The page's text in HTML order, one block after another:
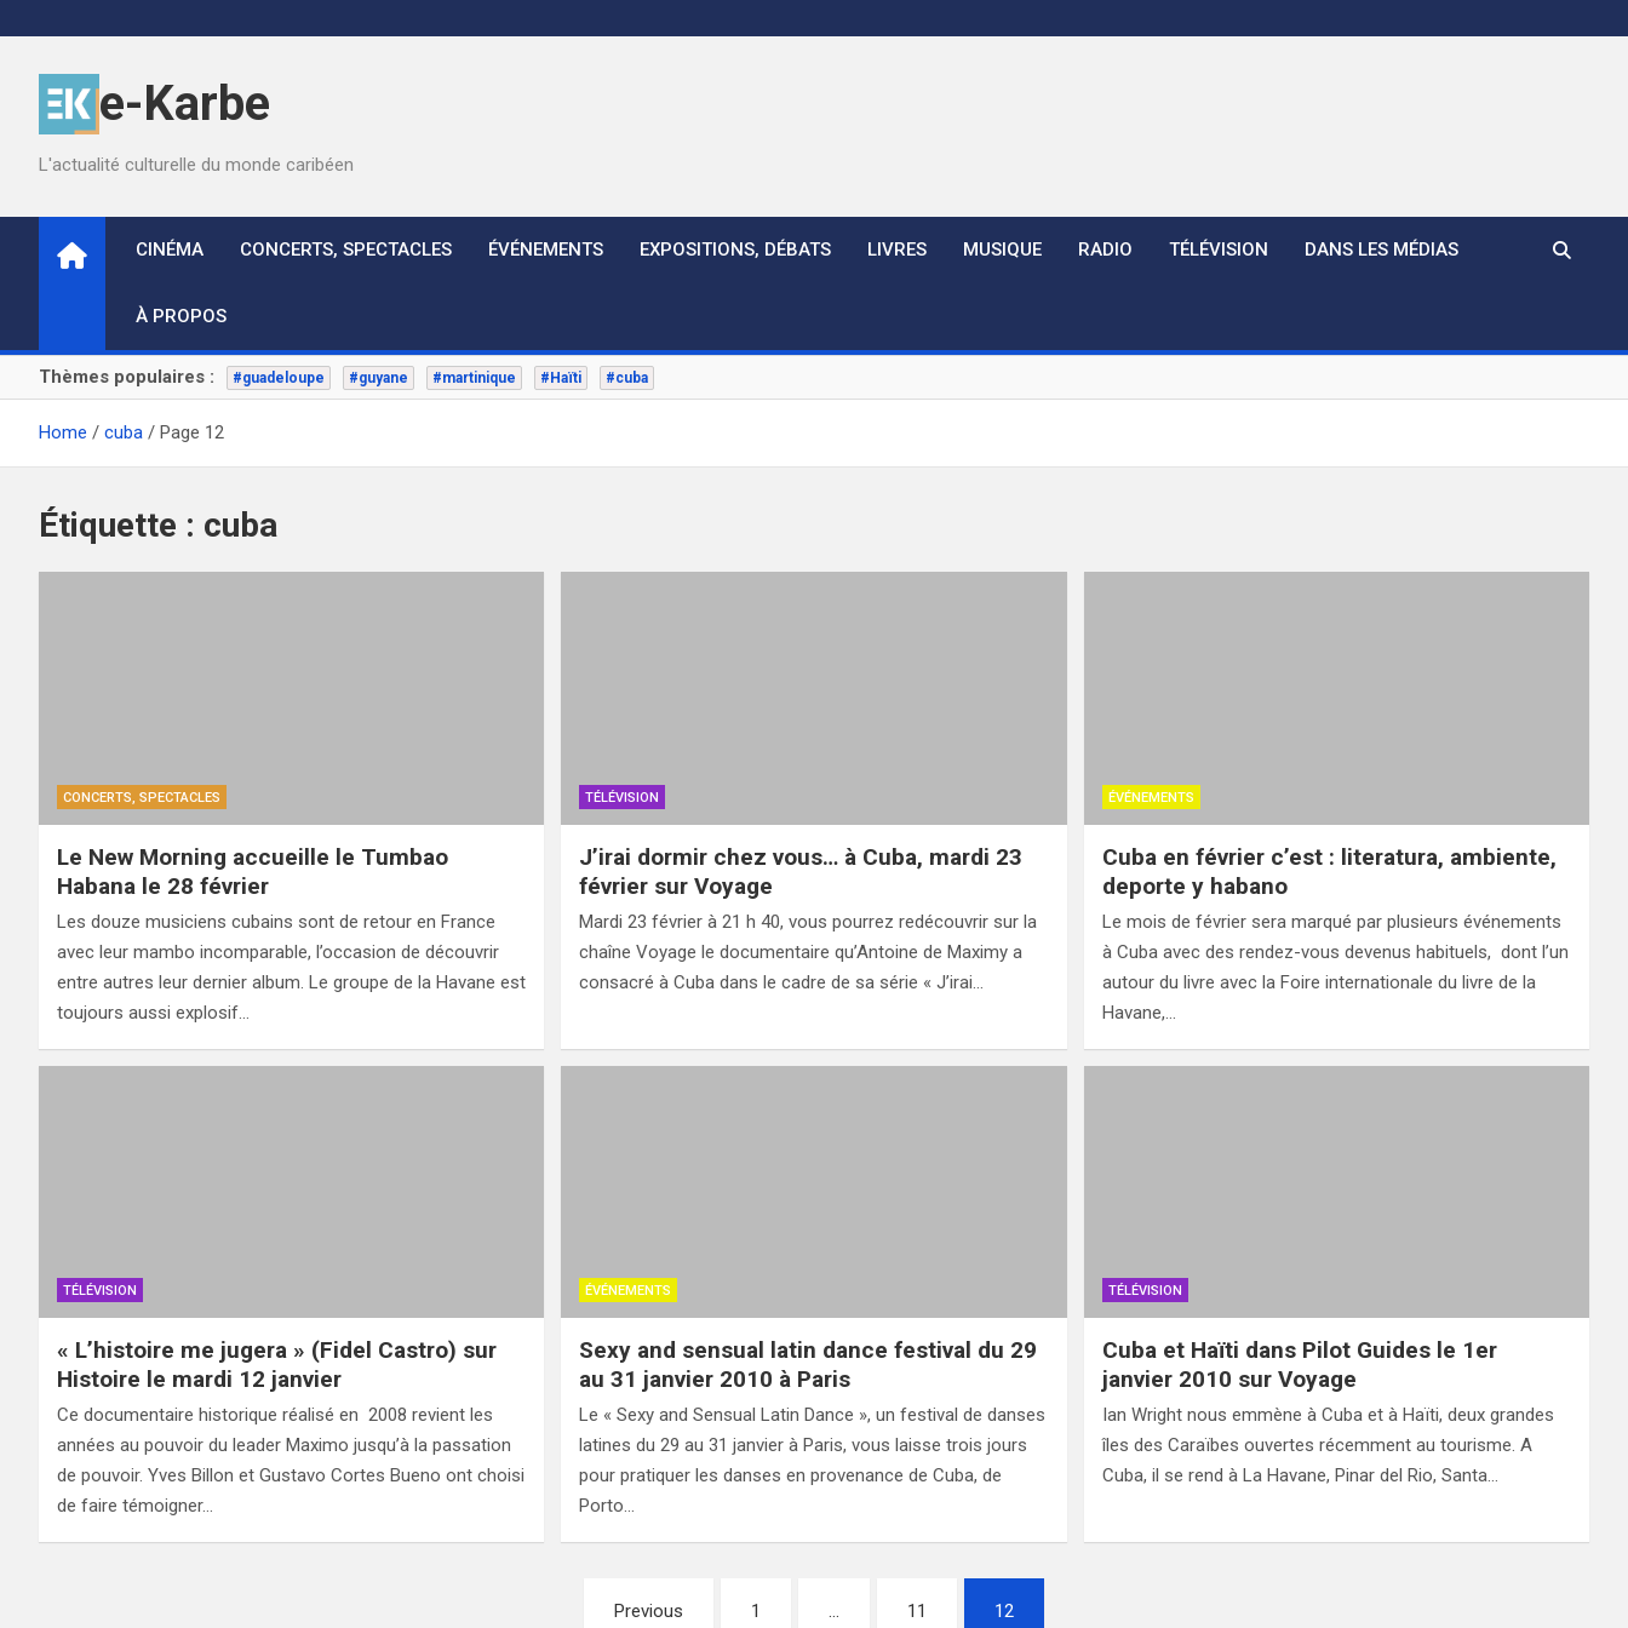
to
content
e-Karbe
L'actualité culturelle du monde caribéen
CINÉMA CONCERTS, SPECTACLES ÉVÉNEMENTS EXPOSITIONS, DÉBATS LIVRES MUSIQUE RADIO TÉLÉVISION DANS LES MÉDIAS
À PROPOS
Thèmes populaires : #guadeloupe #guyane #martinique #Haïti #cuba
Home cuba Page 12
Étiquette : cuba
CONCERTS, SPECTACLES
Le New Morning accueille le Tumbao
Habana le 28 février
Les douze musiciens cubains sont de retour en France
avec leur mambo incomparable, l’occasion de découvrir
entre autres leur dernier album. Le groupe de la Havane est
toujours aussi explosif…
TÉLÉVISION
J’irai dormir chez vous… à Cuba, mardi 23
février sur Voyage
Mardi 23 février à 21 h 40, vous pourrez redécouvrir sur la
chaîne Voyage le documentaire qu’Antoine de Maximy a
consacré à Cuba dans le cadre de sa série « J’irai…
ÉVÉNEMENTS
Cuba en février c’est : literatura, ambiente,
deporte y habano
Le mois de février sera marqué par plusieurs événements
à Cuba avec des rendez-vous devenus habituels, dont l’un
autour du livre avec la Foire internationale du livre de la
Havane,…
TÉLÉVISION
« L’histoire me jugera » (Fidel Castro) sur
Histoire le mardi 12 janvier
Ce documentaire historique réalisé en 2008 revient les
années au pouvoir du leader Maximo jusqu’à la passation
de pouvoir. Yves Billon et Gustavo Cortes Bueno ont choisi
de faire témoigner…
ÉVÉNEMENTS
Sexy and sensual latin dance festival du 29
au 31 janvier 2010 à Paris
Le « Sexy and Sensual Latin Dance », un festival de danses
latines du 29 au 31 janvier à Paris, vous laisse trois jours
pour pratiquer les danses en provenance de Cuba, de
Porto…
TÉLÉVISION
Cuba et Haïti dans Pilot Guides le 1er
janvier 2010 sur Voyage
Ian Wright nous emmène à Cuba et à Haïti, deux grandes
îles des Caraïbes ouvertes récemment au tourisme. A
Cuba, il se rend à La Havane, Pinar del Rio, Santa…
Previous 1 … 11 12